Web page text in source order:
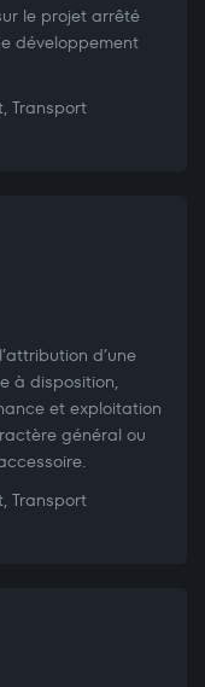
le projet arrêté
développement
Transport
d’une
à disposition,
et exploitation
général ou
Transport